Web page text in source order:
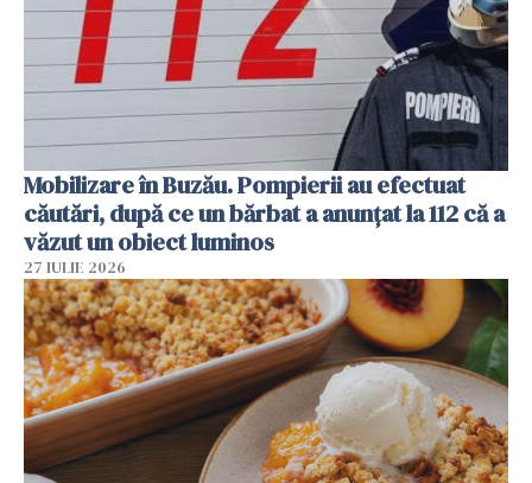
Mobilizare în Buzău. Pompierii au efectuat
căutări, după ce un bărbat a anunțat la 112 că a
văzut un obiect luminos
27 IULIE 2026